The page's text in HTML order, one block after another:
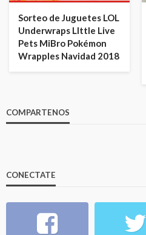
Sorteo de Juguetes LOL
Underwraps LIttle Live
Pets MiBro Pokémon
Wrapples Navidad 2018
COMPARTENOS
CONECTATE